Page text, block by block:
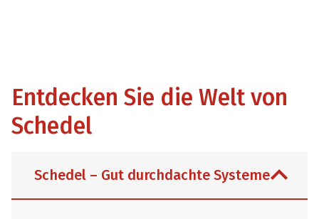
Entdecken Sie die Welt von
Schedel
Schedel – Gut durchdachte Systeme